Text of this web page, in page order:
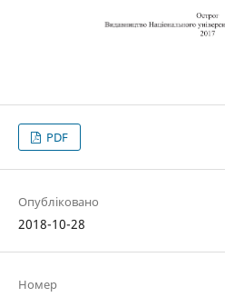
PDF
Опубліковано
2018-10-28
Номер